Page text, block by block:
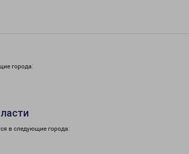
города:
в следующие города: